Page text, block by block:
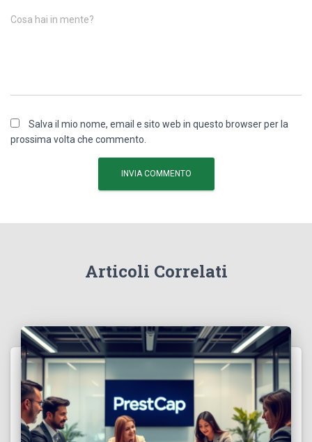
Cosa hai in mente?
Salva il mio nome, email e sito web in questo browser per la
prossima volta che commento.
Articoli Correlati